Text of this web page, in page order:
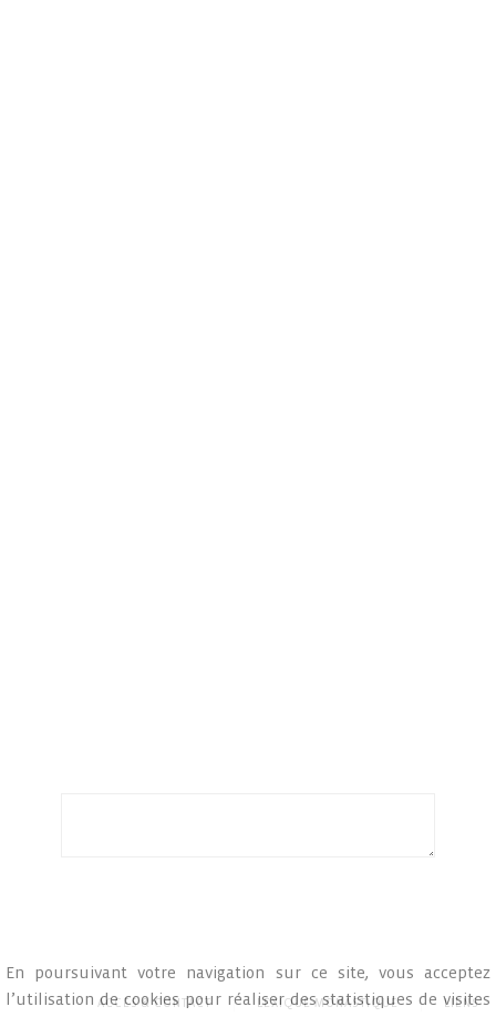
ACCÈS & CONTACT LEXIQUE MONASTIQUE LIENS
En poursuivant votre navigation sur ce site, vous acceptez
l’utilisation de cookies pour réaliser des statistiques de visites